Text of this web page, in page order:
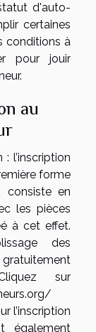
d'auto-
certaines
conditions à
pour jouir
au
l’inscription
forme
consiste en
les pièces
à cet effet.
des
gratuitement
sur
l’inscription
également